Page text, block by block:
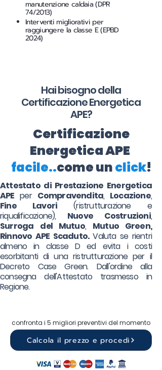
manutenzione caldaia (DPR
74/2013)
Interventi migliorativi per
raggiungere la classe E (EPBD
2024)
Hai bisogno della
Certificazione Energetica
APE?
Certificazione
Energetica APE
facile..come unclick!
Attestato di Prestazione Energetica
APE per Compravendita, Locazione,
Fine Lavori (ristrutturazione e
riqualificazione), Nuove Costruzioni,
Surroga
del Mutuo, Mutuo Green,
Rinnovo APE Scaduto.Valuta se rientri
almeno in classe D ed evita i costi
esorbitanti di una ristrutturazione per il
Decreto Case Green. Dall'ordine alla
consegna dell'Attestato trasmesso in
Regione.
confronta i 5 migliori preventivi del momento
Calcola il prezzo e procedi